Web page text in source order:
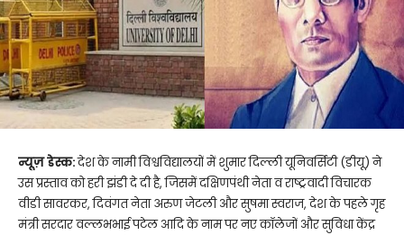
न्यूज़ डेस्क:देश के नामी विश्वविद्यालयों में शुमार दिल्ली यूनिवर्सिटी (डीयू) ने
उस प्रस्ताव को हरी झंडी दे दी है, जिसमें दक्षिणपंथी नेता व राष्ट्रवादी विचारक
वीडी सावरकर, दिवंगत नेता अरुण जेटली और सुषमा स्वराज, देश के पहले गृह
मंत्री सरदार वल्लभभाई पटेल आदि के नाम पर नए कॉलेजों और सुविधा केंद्र